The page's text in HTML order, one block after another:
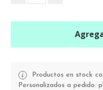
Productos en stock
Personalizados a pedido: